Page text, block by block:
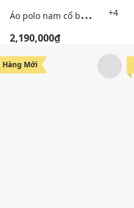
Á
o polo nam cổ bẻ tay ngắn thanh lịch +4
2,190,000₫
Hàng Mới